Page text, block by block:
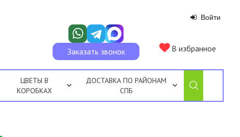
Войти
Заказать звонок В избранное
ЦВЕТЫ В
КОРОБКАХ
ДОСТАВКА ПО РАЙОНАМ
СПБ